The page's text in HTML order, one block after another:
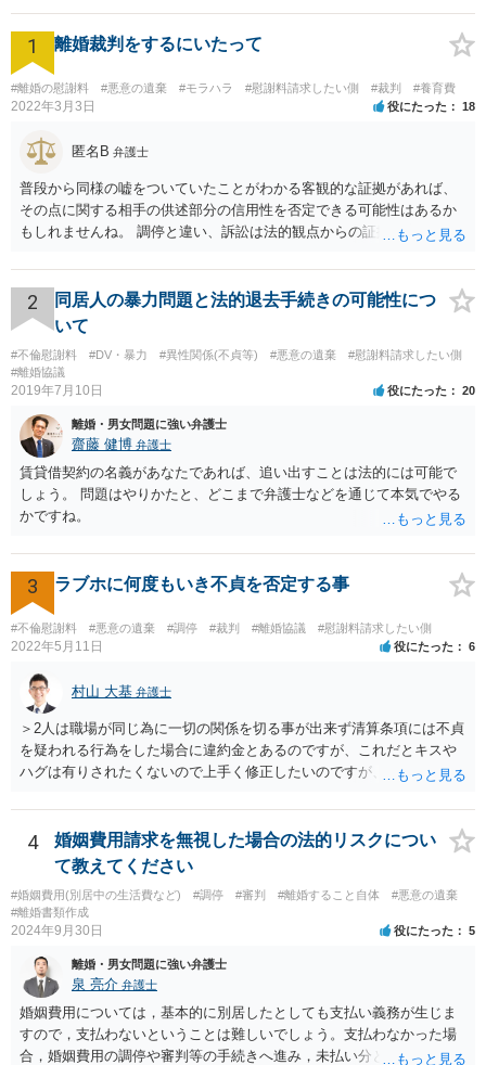
ます。
1 離婚裁判をするにいたって
#離婚の慰謝料 #悪意の遺棄 #モラハラ #慰謝料請求したい側 #裁判 #養育費
2022年3月3日 役にたった 18
匿名B 弁護士
普段から同様の嘘をついていたことがわかる客観的な証拠があれば、
その点に関する相手の供述部分の信用性を否定できる可能性はあるか
もしれませんね。 調停と違い、訴訟は法的観点からの証拠と主張がよ
も、全体のなかでその主張がどの程度の意味を有するのかにより、対
処方法も変わってきうるものです。離婚に向けてしっかりと訴訟を進
めていく場合には、弁護士に依頼することを検討された方がいいかも
しれませんね^^
2
同居人の暴力問題と法的退去手続きの可能性につ
いて
#不倫慰謝料 #DV・暴力 #異性関係(不貞等) #悪意の遺棄
#慰謝料請求したい側
#離婚協議
2019年7月10日 役にたった 20
離婚・男女問題に強い弁護士
齋藤 健博 弁護士
賃貸借契約の名義があなたであれば、追い出すことは法的には可能で
しょう。 問題はやりかたと、どこまで弁護士などを通じて本気でやる
かですね。
3 ラブホに何度もいき不貞を否定する事
#不倫慰謝料 #悪意の遺棄 #調停 #裁判 #離婚協議 #慰謝料請求したい側
2022年5月11日 役にたった 6
村山 大基 弁護士
＞2人は職場が同じ為に一切の関係を切る事が出来ず清算条項には不貞
を疑われる行為をした場合に違約金とあるのですが、これだとキスや
ハグは有りされたくないので上手く修正したいのですが、アドバイス
ますが、 「不貞を疑われる行為」という書き方だと、今後何らかの接
触をした際にこれは不貞を疑われる行為ではない、勝手に疑っている
だけだ、 と反論されかねません。 そのため、はっきり「不貞したらい
くら」とか、今回の経緯を踏まえるなら「二人で宿泊したらいくら」
とか書いた方が、 言い逃れしにくいと思われます。 不貞や宿泊でない
接触については、書き方を検討してみましょう。 ただ記載自体はでき
わざ屋外でそういう行為をするか、という問題です。
4
婚姻費用請求を無視した場合の法的リスクについ
て教えてください
#婚姻費用(別居中の生活費など) #調停 #審判 #離婚すること自体
#悪意の遺棄
#離婚書類作成
2024年9月30日 役にたった 5
離婚・男女問題に強い弁護士
泉 亮介 弁護士
婚姻費用については，基本的に別居したとしても支払い義務が生じま
すので，支払わないということは難しいでしょう。支払わなかった場
合，婚姻費用の調停や審判等の手続きへ進み，未払い分として差押を